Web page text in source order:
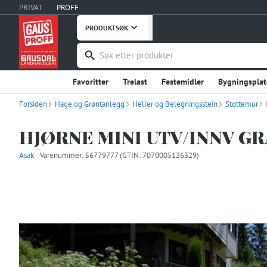
PRIVAT PROFF
PRODUKTSØK
Favoritter Trelast Festemidler
Håndverktøy Maskiner, Verktøy Takprodukter
Landbruksutstyr Smøremidler, Olje, Fett
Forsiden Hage og Grøntanlegg Heller og Belegningsstein Støttemur
HJØRNE MINI UTV/INNV
Asak Varenummer: 56779777(GTIN: 7070005126329)